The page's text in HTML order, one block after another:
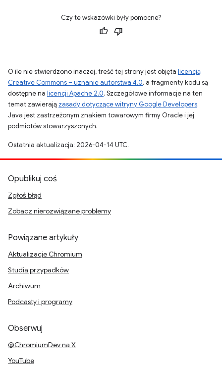
Czy te wskazówki były pomocne?
O ile nie stwierdzono inaczej, treść tej strony jest objęta licencją
Creative Commons – uznanie autorstwa 4.0, a fragmenty kodu są
dostępne na licencji Apache 2.0. Szczegółowe informacje na ten
temat zawierają zasady dotyczące witryny Google Developers.
Java jest zastrzeżonym znakiem towarowym firmy Oracle i jej
podmiotów stowarzyszonych.
Ostatnia aktualizacja: 2026-04-14 UTC.
Opublikuj coś
Zgłoś błąd
Zobacz nierozwiązane problemy
Powiązane artykuły
Aktualizacje Chromium
Studia przypadków
Archiwum
Podcasty i programy
Obserwuj
@ChromiumDev na X
YouTube